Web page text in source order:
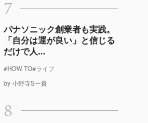
7
パナソニック創業者も実践。
「自分は運が良い」と信じる
だけで人...
#HOW TO#ライフ
by 小野寺S一貴
8